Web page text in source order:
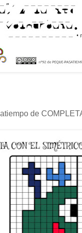
de